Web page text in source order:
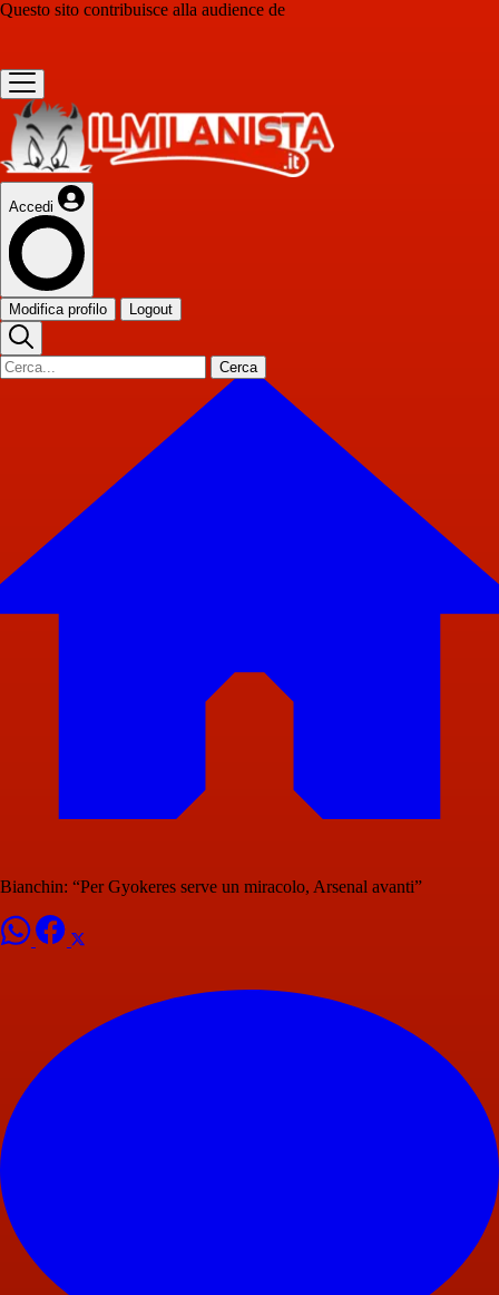
Questo sito contribuisce alla audience de
Accedi
Modifica profilo Logout
Cerca
Bianchin: “Per Gyokeres serve un miracolo, Arsenal avanti”